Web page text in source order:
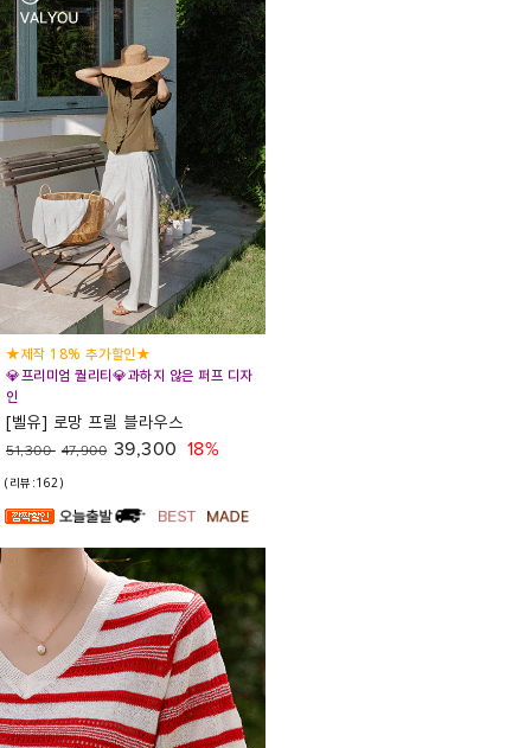
★제작 18% 추가할인★
💎프리미엄 퀄리티💎과하지 않은 퍼프 디자
인
[벨유] 로망 프릴 블라우스
51,300 47,900 39,300 18%
(리뷰:162)